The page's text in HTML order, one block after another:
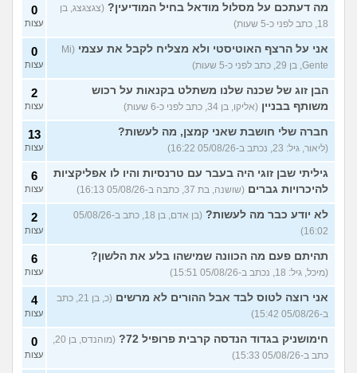
מה דעתכם על מסלול מודאל בחיל המודיעין? (צגצגצג, בן
18, כתב לפני כ-5 שעות)
0
עצות
אני על הרצף האוטיסטי ולא מצליח לקבל את עצמי
(Mi
Gente, בן 29, כתב לפני כ-5 שעות)
0
עצות
הבן זוג של שכנה שלנו משתלט בקנאות על רכוש
משותף בבניין (אליקו, בן 34, כתב לפני כ-6 שעות)
2
עצות
חברה שלי חושבת שאני קמצן, מה לעשות?
(ליאור, גיל: 23, נכתב ב-05/08/26 16:22)
13
עצות
גיליתי שבן זוגי היה בעבר עם טרנסיות והיו לו אפליקציות
להיכרויות גברים (שושנה, בת 37, כתבה ב-05/08/26 16:13)
6
עצות
לא יודע כבר מה לעשות?
(בן אדם, בן 18, כתב ב-05/08/26
16:02)
2
עצות
תהיתם פעם מה הכוונה שמישהו בלע את הלשון?
(מיכל, גיל: 18, נכתב ב-05/08/26 15:51)
6
עצות
אני רוצה לטוס לבד אבל ההורים לא מרשים
(כ, בן 21, כתב
ב-05/08/26 15:42)
4
עצות
חימושניק בגדוד הנדסה קרבית פרופיל 72?
(מוהנדס, בן 20,
כתב ב-05/08/26 15:33)
0
עצות